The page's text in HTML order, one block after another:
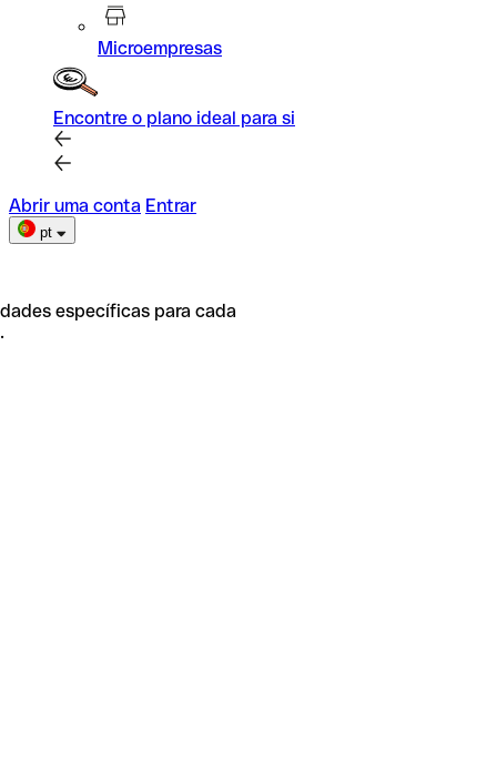
Microempresas
Encontre o plano ideal para si
Abrir uma conta Entrar
pt
específicas para cada